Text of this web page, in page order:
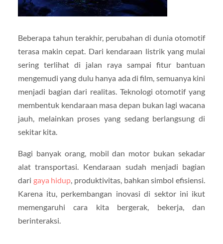
Beberapa tahun terakhir, perubahan di dunia otomotif
terasa makin cepat. Dari kendaraan listrik yang mulai
sering terlihat di jalan raya sampai fitur bantuan
mengemudi yang dulu hanya ada di film, semuanya kini
menjadi bagian dari realitas. Teknologi otomotif yang
membentuk kendaraan masa depan bukan lagi wacana
jauh, melainkan proses yang sedang berlangsung di
sekitar kita.
Bagi banyak orang, mobil dan motor bukan sekadar
alat transportasi. Kendaraan sudah menjadi bagian
dari gaya hidup, produktivitas, bahkan simbol efisiensi.
Karena itu, perkembangan inovasi di sektor ini ikut
memengaruhi cara kita bergerak, bekerja, dan
berinteraksi.